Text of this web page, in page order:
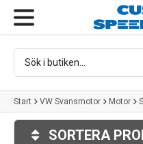
Start VW Svansmotor Motor
SORTERA